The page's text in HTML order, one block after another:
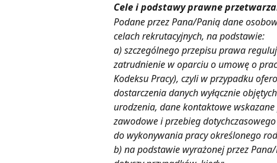
Cele i podstawy prawne
Podane przez Pana/Panią dane
celach rekrutacyjnych, na podstawie:
a) szczególnego przepisu prawa
zatrudnienie w oparciu o umowę o
Kodeksu Pracy), czyli w przypadku
dostarczenia danych wyłącznie
urodzenia, dane kontaktowe
zawodowe i przebieg
do wykonywania pracy określonego
b) na podstawie wyrażonej przez